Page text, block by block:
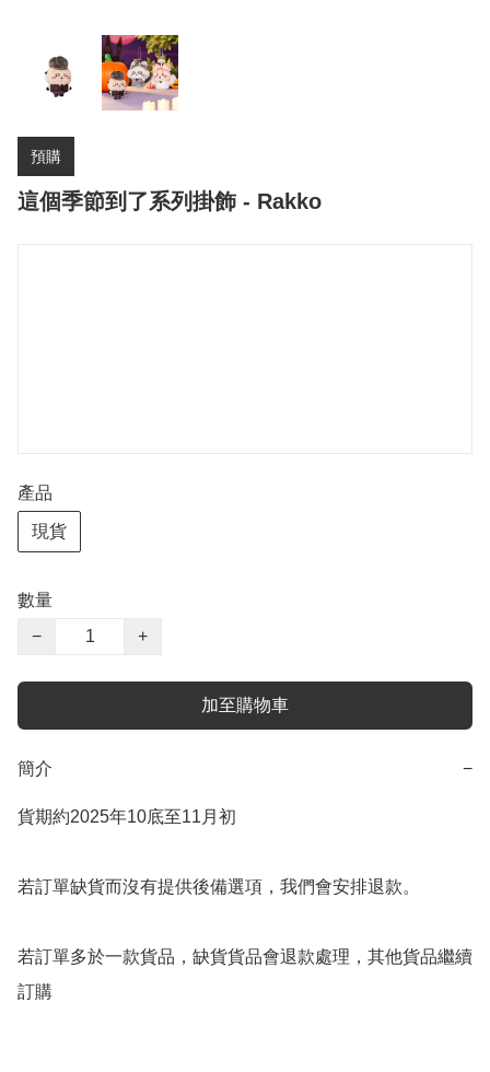
預購
這個季節到了系列掛飾 - Rakko
產品
現貨
數量
−
+
加至購物車
簡介 −
貨期約2025年10底至11月初
若訂單缺貨而沒有提供後備選項，我們會安排退款。
若訂單多於一款貨品，缺貨貨品會退款處理，其他貨品繼續